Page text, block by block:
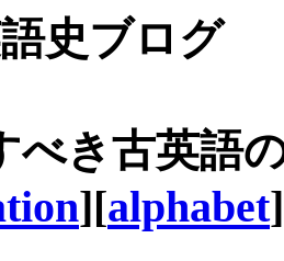
史ブログ
べき古英語
][alphabet]